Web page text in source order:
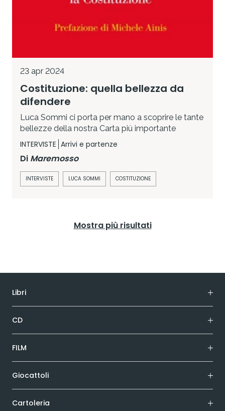
23 apr 2024
Costituzione: quella bellezza da
difendere
Luca Sommi ci porta per mano a scoprire le tante
bellezze della nostra Carta più importante
INTERVISTE Arrivi e partenze
Di Maremosso
INTERVISTE LUCA SOMMI COSTITUZIONE
Mostra più risultati
Libri
CD
FILM
Giocattoli
Cartoleria